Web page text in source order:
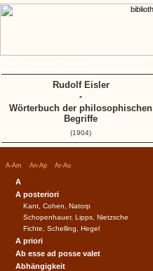
A-Am An-Ap Ar-Au
A
A posteriori
Kant, Cohen, Natorp
Schopenhauer, Lipps, Nietzsche
Fichte, Schelling, Hegel
A priori
Ab esse ad posse valet
Abhängigkeit
Rudolf Eisler
-
Wörterbuch der philosophischen
Begriffe
(1904)